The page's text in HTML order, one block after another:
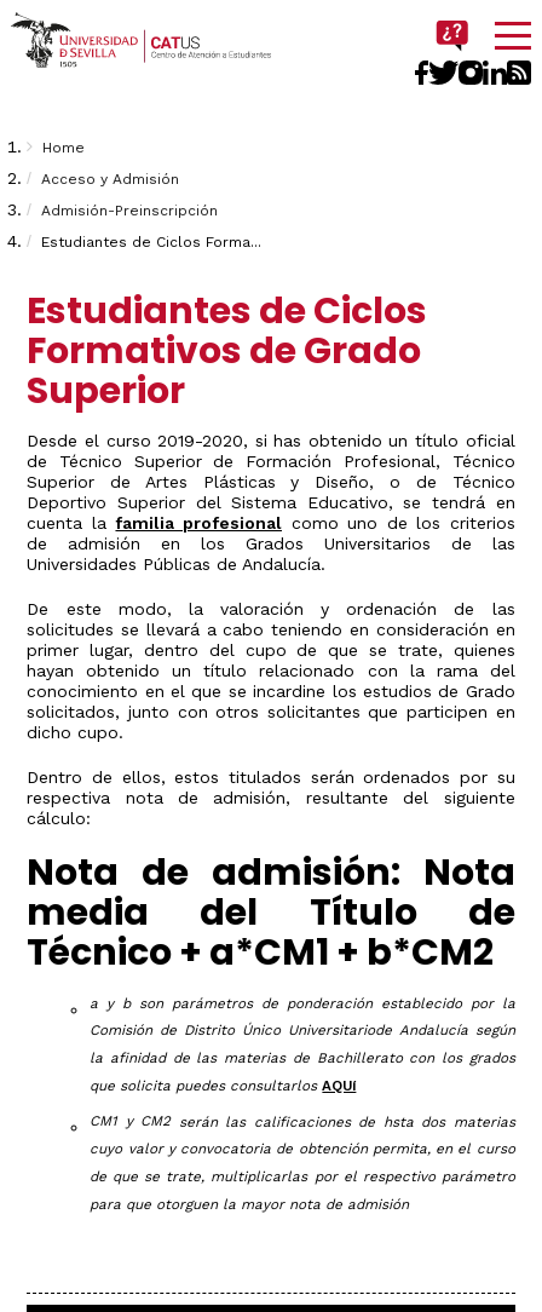
Imagen
Breadcrumbs
You
are
here:
Home
Acceso y Admisión
Admisión-Preinscripción
Estudiantes de Ciclos Forma...
Estudiantes de Ciclos
Formativos de Grado
Superior
Desde el curso 2019-2020, si has obtenido un título oficial
de Técnico Superior de Formación Profesional, Técnico
Superior de Artes Plásticas y Diseño, o de Técnico
Deportivo Superior del Sistema Educativo, se tendrá en
cuenta lafamilia profesionalcomo uno de los criterios
de admisión en los Grados Universitarios de las
Universidades Públicas de Andalucía.
De este modo, la valoración y ordenación de las
solicitudes se llevará a cabo teniendo en consideración en
primer lugar, dentro del cupo de que se trate, quienes
hayan obtenido un título relacionado con la rama del
conocimiento en el que se incardine los estudios de Grado
solicitados, junto con otros solicitantes que participen en
dicho cupo.
Dentro de ellos, estos titulados serán ordenados por su
respectiva nota de admisión, resultante del siguiente
cálculo:
Nota de admisión: Nota
media del Título de
Técnico + a*CM1 + b*CM2
a y b son parámetros de ponderación establecido por la
Comisión de Distrito Único Universitariode Andalucía según
la afinidad de las materias de Bachillerato con los grados
que solicita puedes consultarlosAQUí
CM1 y CM2 serán las calificaciones de hsta dos materias
cuyo valor y convocatoria de obtención permita, en el curso
de que se trate, multiplicarlas por el respectivo parámetro
para que otorguen la mayor nota de admisión